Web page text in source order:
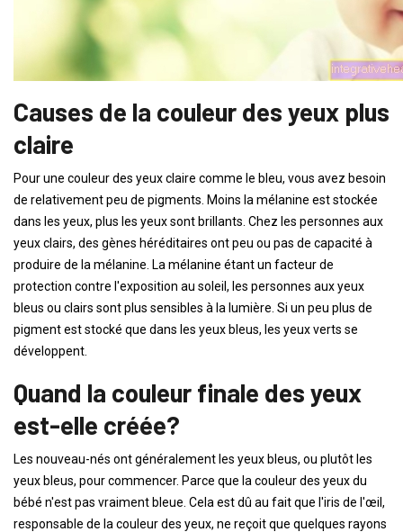
Causes de la couleur des yeux plus
claire
Pour une couleur des yeux claire comme le bleu, vous avez besoin
de relativement peu de pigments. Moins la mélanine est stockée
dans les yeux, plus les yeux sont brillants. Chez les personnes aux
yeux clairs, des gènes héréditaires ont peu ou pas de capacité à
produire de la mélanine. La mélanine étant un facteur de
protection contre l'exposition au soleil, les personnes aux yeux
bleus ou clairs sont plus sensibles à la lumière. Si un peu plus de
pigment est stocké que dans les yeux bleus, les yeux verts se
développent.
Quand la couleur finale des yeux
est-elle créée?
Les nouveau-nés ont généralement les yeux bleus, ou plutôt les
yeux bleus, pour commencer. Parce que la couleur des yeux du
bébé n'est pas vraiment bleue. Cela est dû au fait que l'iris de l'œil,
responsable de la couleur des yeux, ne reçoit que quelques rayons